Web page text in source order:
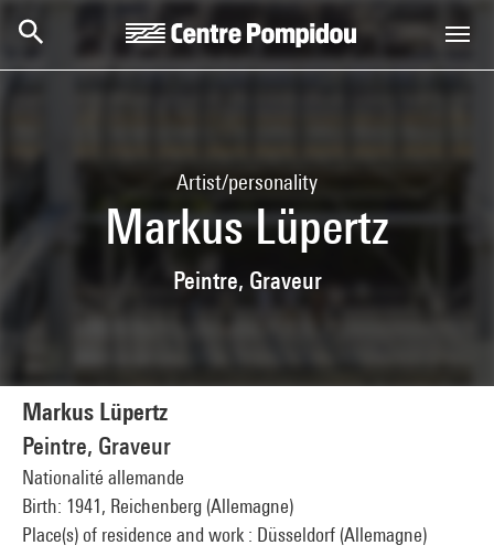
Artist/personality
Markus Lüpertz
Peintre, Graveur
Markus Lüpertz
Peintre, Graveur
Nationalité allemande
Birth: 1941, Reichenberg (Allemagne)
Place(s) of residence and work : Düsseldorf (Allemagne)